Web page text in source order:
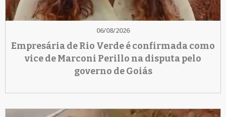
06/08/2026
Empresária de Rio Verde é confirmada como
vice de Marconi Perillo na disputa pelo
governo de Goiás